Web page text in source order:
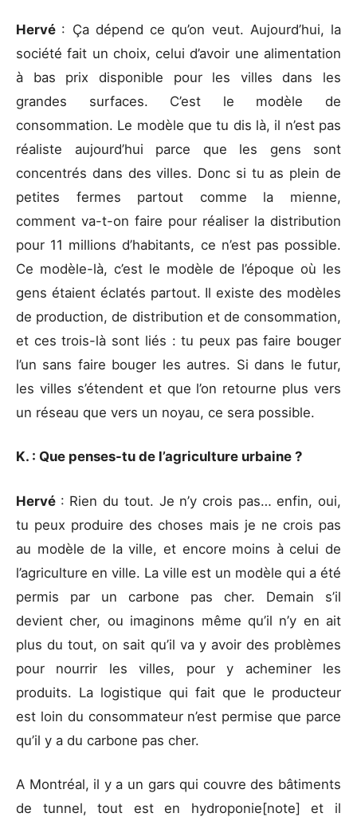
Hervé : Ça dépend ce qu’on veut. Aujourd’hui, la
société fait un choix, celui d’avoir une alimentation
à bas prix disponible pour les villes dans les
grandes surfaces. C’est le modèle de
consommation. Le modèle que tu dis là, il n’est pas
réaliste aujourd’hui parce que les gens sont
concentrés dans des villes. Donc si tu as plein de
petites fermes partout comme la mienne,
comment va-t-on faire pour réaliser la distribution
pour 11 millions d’habitants, ce n’est pas possible.
Ce modèle-là, c’est le modèle de l’époque où les
gens étaient éclatés partout. Il existe des modèles
de production, de distribution et de consommation,
et ces trois-là sont liés : tu peux pas faire bouger
l’un sans faire bouger les autres. Si dans le futur,
les villes s’étendent et que l’on retourne plus vers
un réseau que vers un noyau, ce sera possible.
K. : Que penses-tu de l’agriculture urbaine ?
Hervé : Rien du tout. Je n’y crois pas… enfin, oui,
tu peux produire des choses mais je ne crois pas
au modèle de la ville, et encore moins à celui de
l’agriculture en ville. La ville est un modèle qui a été
permis par un carbone pas cher. Demain s’il
devient cher, ou imaginons même qu’il n’y en ait
plus du tout, on sait qu’il va y avoir des problèmes
pour nourrir les villes, pour y acheminer les
produits. La logistique qui fait que le producteur
est loin du consommateur n’est permise que parce
qu’il y a du carbone pas cher.
A Montréal, il y a un gars qui couvre des bâtiments
de tunnel, tout est en hydroponie[note]et il